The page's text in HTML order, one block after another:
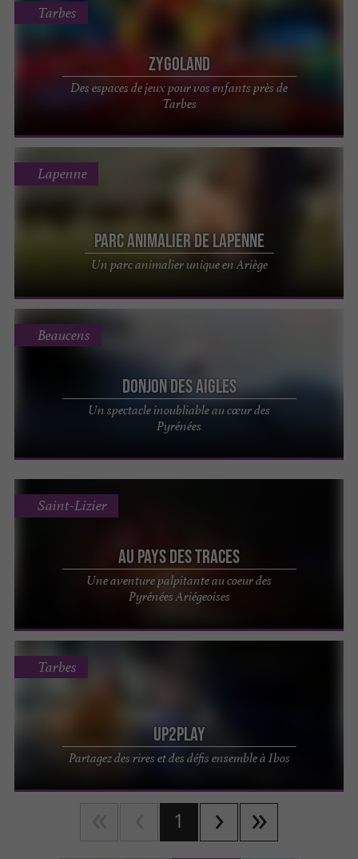
Zygoland
Des espaces de jeux pour vos enfants près de
Tarbes
Tarbes
Parc Animalier de Lapenne
Un parc animalier unique en Ariège
Lapenne
Donjon des Aigles
Un spectacle inoubliable au cœur des
Pyrénées
Beaucens
Au Pays des Traces
Une aventure palpitante au coeur des
Pyrénées Ariégeoises
Saint-Lizier
UP2PLAY
Partagez des rires et des défis ensemble à Ibos
Tarbes
1